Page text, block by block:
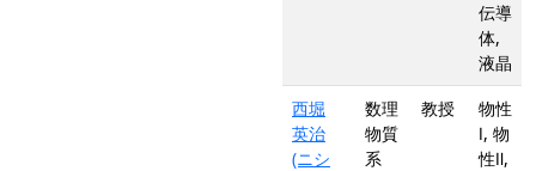
伝導
体,
液晶
西堀
英治
(ニシ
数理
物質
系
教授
物性
Ⅰ, 物
性Ⅱ,